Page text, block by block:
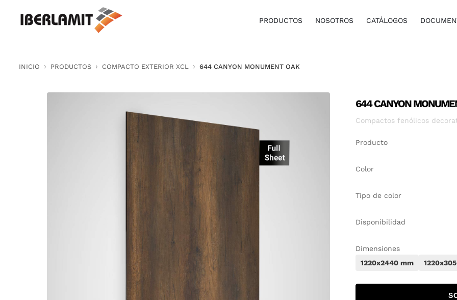
PRODUCTOS NOSOTROS CATÁLOGOS
INICIO PRODUCTOS COMPACTO EXTERIOR XCL 644 CANYON MONUMENT OAK
644 CANYON
Compactos fenólicos
Producto
Color
Tipo de color
Disponibilidad
Dimensiones
1220x2440 mm